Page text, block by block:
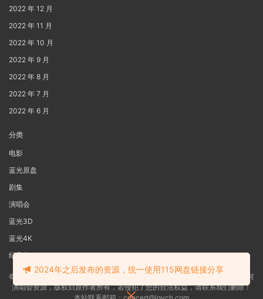
2022 年 12 月
2022 年 11 月
2022 年 10 月
2022 年 9 月
2022 年 8 月
2022 年 7 月
2022 年 6 月
分类
电影
蓝光原盘
剧集
演唱会
蓝光3D
蓝光4K
纪录片
©2022 蓝光电影网本站资源来源于网络用户网盘投稿，本站服务器不储存任何
演唱会资源，版权归原作者所有，若侵犯了您的合法权益，请联系我们删除！
2024年之后发布的资源，统一使用115网盘链接分享